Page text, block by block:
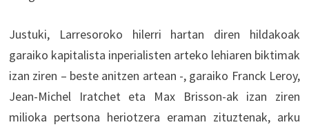
Justuki, Larresoroko hilerri hartan diren hildakoak
garaiko kapitalista inperialisten arteko lehiaren biktimak
izan ziren – beste anitzen artean -, garaiko Franck Leroy,
Jean-Michel Iratchet eta Max Brisson-ak izan ziren
milioka pertsona heriotzera eraman zituztenak, arku